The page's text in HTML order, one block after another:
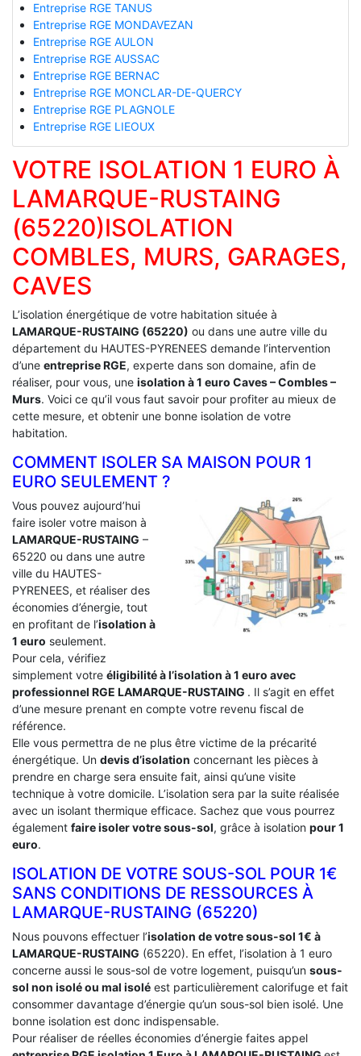
Entreprise RGE TANUS
Entreprise RGE MONDAVEZAN
Entreprise RGE AULON
Entreprise RGE AUSSAC
Entreprise RGE BERNAC
Entreprise RGE MONCLAR-DE-QUERCY
Entreprise RGE PLAGNOLE
Entreprise RGE LIEOUX
VOTRE ISOLATION 1 EURO À
LAMARQUE-RUSTAING
(65220)ISOLATION
COMBLES, MURS, GARAGES,
CAVES
L’isolation énergétique de votre habitation située à
LAMARQUE-RUSTAING (65220) ou dans une autre ville du
département du HAUTES-PYRENEES demande l’intervention
d’une entreprise RGE, experte dans son domaine, afin de
réaliser, pour vous, une isolation à 1 euro Caves – Combles –
Murs. Voici ce qu’il vous faut savoir pour profiter au mieux de
cette mesure, et obtenir une bonne isolation de votre
habitation.
COMMENT ISOLER SA MAISON POUR 1
EURO SEULEMENT ?
Vous pouvez aujourd’hui
faire isoler votre maison à
LAMARQUE-RUSTAING –
65220 ou dans une autre
ville du HAUTES-
PYRENEES, et réaliser des
économies d’énergie, tout
en profitant de l’isolation à
1 euro seulement.
Pour cela, vérifiez
simplement votre éligibilité à l’isolation à 1 euro avec
professionnel RGE LAMARQUE-RUSTAING . Il s’agit en effet
d’une mesure prenant en compte votre revenu fiscal de
référence.
Elle vous permettra de ne plus être victime de la précarité
énergétique. Un devis d’isolation concernant les pièces à
prendre en charge sera ensuite fait, ainsi qu’une visite
technique à votre domicile. L’isolation sera par la suite réalisée
avec un isolant thermique efficace. Sachez que vous pourrez
également faire isoler votre sous-sol, grâce à isolation pour 1
euro.
ISOLATION DE VOTRE SOUS-SOL POUR 1€
SANS CONDITIONS DE RESSOURCES À
‎LAMARQUE-RUSTAING (65220)
Nous pouvons effectuer l’isolation de votre sous-sol 1€ à
LAMARQUE-RUSTAING (65220). En effet, l’isolation à 1 euro
concerne aussi le sous-sol de votre logement, puisqu’un sous-
sol non isolé ou mal isolé est particulièrement calorifuge et fait
consommer davantage d’énergie qu’un sous-sol bien isolé. Une
bonne isolation est donc indispensable.
Pour réaliser de réelles économies d’énergie faites appel